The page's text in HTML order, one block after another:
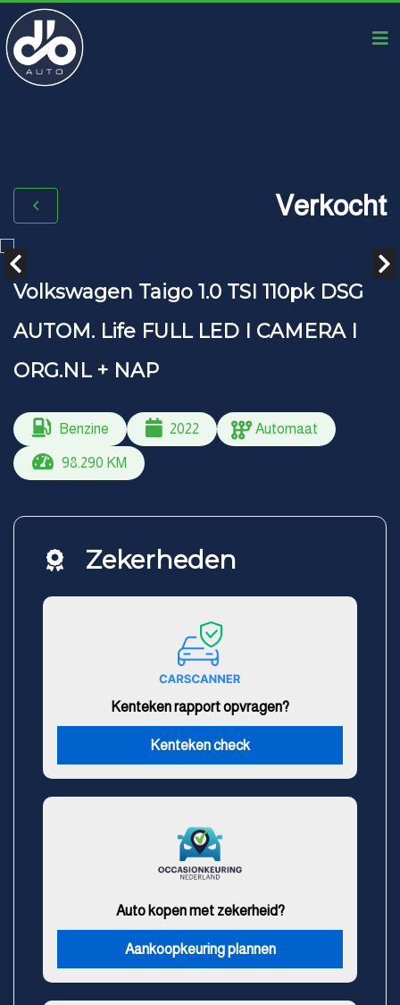
Verkocht
Volkswagen Taigo 1.0 TSI 110pk DSG
AUTOM. Life FULL LED I CAMERA I
ORG.NL + NAP
Benzine 2022 Automaat
98.290 KM
Zekerheden
Kenteken rapport opvragen?
Kenteken check
Auto kopen met zekerheid?
Aankoopkeuring plannen